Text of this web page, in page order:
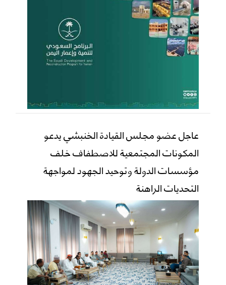
عاجل عضو مجلس القيادة الخنبشي يدعو
المكونات المجتمعية للاصطفاف خلف
مؤسسات الدولة وتوحيد الجهود لمواجهة
التحديات الراهنة